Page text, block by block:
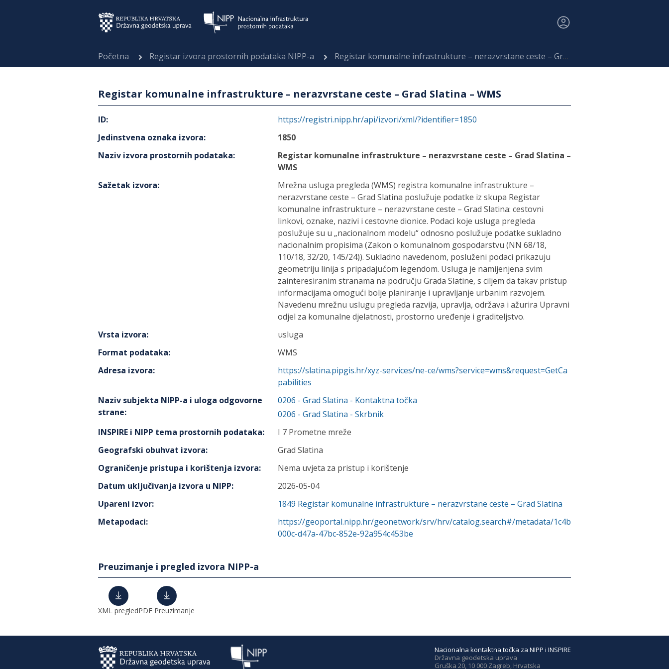
Početna Registar izvora prostornih podataka NIPP-a Registar komunalne infrastrukture – nerazvrstane ceste – Grad Slatina – WMS
Registar komunalne infrastrukture – nerazvrstane ceste – Grad Slatina – WMS
ID:
https://registri.nipp.hr/api/izvori/xml/?identifier=1850
Jedinstvena oznaka izvora:
1850
Naziv izvora prostornih podataka:
Registar komunalne infrastrukture – nerazvrstane ceste – Grad Slatina –
WMS
Sažetak izvora:
Mrežna usluga pregleda (WMS) registra komunalne infrastrukture –
nerazvrstane ceste – Grad Slatina poslužuje podatke iz skupa Registar
komunalne infrastrukture – nerazvrstane ceste – Grad Slatina: cestovni
linkovi, oznake, nazivi i cestovne dionice. Podaci koje usluga pregleda
poslužuje su u „nacionalnom modelu“ odnosno poslužuje podatke sukladno
nacionalnim propisima (Zakon o komunalnom gospodarstvu (NN 68/18,
110/18, 32/20, 145/24)). Sukladno navedenom, posluženi podaci prikazuju
geometriju linija s pripadajućom legendom. Usluga je namijenjena svim
zainteresiranim stranama na području Grada Slatine, s ciljem da takav pristup
informacijama omogući bolje planiranje i upravljanje urbanim razvojem.
Navedenu mrežnu uslugu pregleda razvija, upravlja, održava i ažurira Upravni
odjel za komunalne djelatnosti, prostorno uređenje i graditeljstvo.
Vrsta izvora:
usluga
Format podataka:
WMS
Adresa izvora:
https://slatina.pipgis.hr/xyz-services/ne-ce/wms?service=wms&request=GetCa
pabilities
Naziv subjekta NIPP-a i uloga odgovorne
strane:
0206 - Grad Slatina - Kontaktna točka
0206 - Grad Slatina - Skrbnik
INSPIRE i NIPP tema prostornih podataka:
I 7 Prometne mreže
Geografski obuhvat izvora:
Grad Slatina
Ograničenje pristupa i korištenja izvora:
Nema uvjeta za pristup i korištenje
Datum uključivanja izvora u NIPP:
2026-05-04
Upareni izvor: 1849 Registar komunalne infrastrukture – nerazvrstane ceste – Grad Slatina
Metapodaci:
https://geoportal.nipp.hr/geonetwork/srv/hrv/catalog.search#/metadata/1c4b
000c-d47a-47bc-852e-92a954c453be
Preuzimanje i pregled izvora NIPP-a
XML pregledPDF Preuzimanje
Nacionalna kontaktna točka za NIPP i INSPIRE
Državna geodetska uprava
Gruška 20, 10 000 Zagreb, Hrvatska